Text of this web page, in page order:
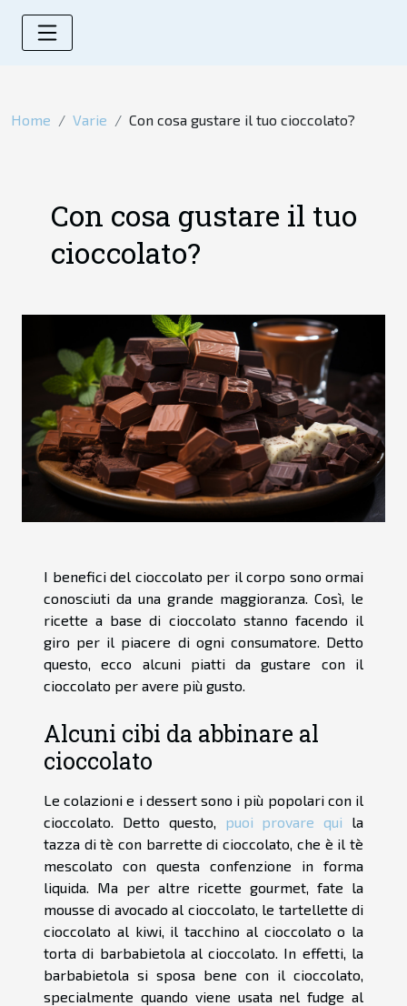
Home Varie Con cosa gustare il tuo cioccolato?
Con cosa gustare il tuo
cioccolato?
I benefici del cioccolato per il corpo sono ormai
conosciuti da una grande maggioranza. Così, le
ricette a base di cioccolato stanno facendo il
giro per il piacere di ogni consumatore. Detto
questo, ecco alcuni piatti da gustare con il
cioccolato per avere più gusto.
Alcuni cibi da abbinare al
cioccolato
Le colazioni e i dessert sono i più popolari con il
cioccolato. Detto questo, puoi provare qui la
tazza di tè con barrette di cioccolato, che è il tè
mescolato con questa confenzione in forma
liquida. Ma per altre ricette gourmet, fate la
mousse di avocado al cioccolato, le tartellette di
cioccolato al kiwi, il tacchino al cioccolato o la
torta di barbabietola al cioccolato. In effetti, la
barbabietola si sposa bene con il cioccolato,
specialmente quando viene usata nel fudge al